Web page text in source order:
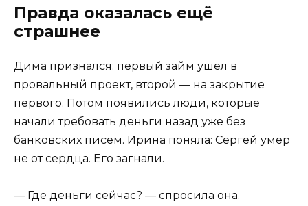
Правда оказалась ещё
страшнее
Дима признался: первый займ ушёл в
провальный проект, второй — на закрытие
первого. Потом появились люди, которые
начали требовать деньги назад уже без
банковских писем. Ирина поняла: Сергей умер
не от сердца. Его загнали.
— Где деньги сейчас? — спросила она.